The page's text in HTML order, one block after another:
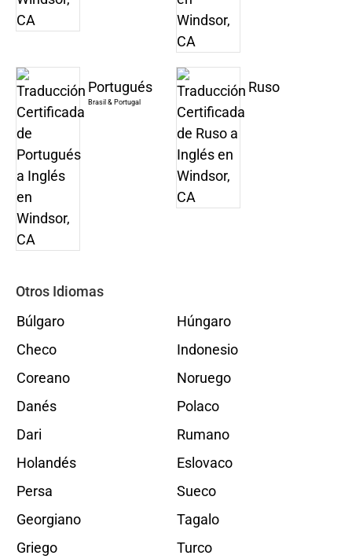
Portugués
Brasil & Portugal
Ruso
Otros Idiomas
Búlgaro
Checo
Coreano
Danés
Dari
Holandés
Persa
Georgiano
Griego
Húngaro
Indonesio
Noruego
Polaco
Rumano
Eslovaco
Sueco
Tagalo
Turco